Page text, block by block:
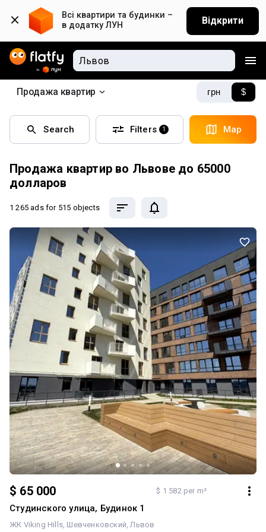
Всі квартири та будинки –
в додатку ЛУН
Відкрити
Продажа квартир грн $
Search Filters 1 Map
Продажа квартир во Львове до 65000
долларов
1 265 ads for 515 objects
$ 65 000 $ 1 582 per m²
Студинского улица, Будинок 1
ЖК Viking Hills Шевченковский Львов